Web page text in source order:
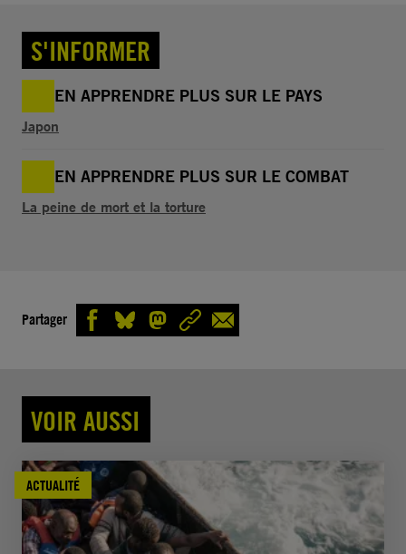
S'INFORMER
EN APPRENDRE PLUS SUR LE PAYS
Japon
EN APPRENDRE PLUS SUR LE COMBAT
La peine de mort et la torture
Partager
VOIR AUSSI
ACTUALITÉ